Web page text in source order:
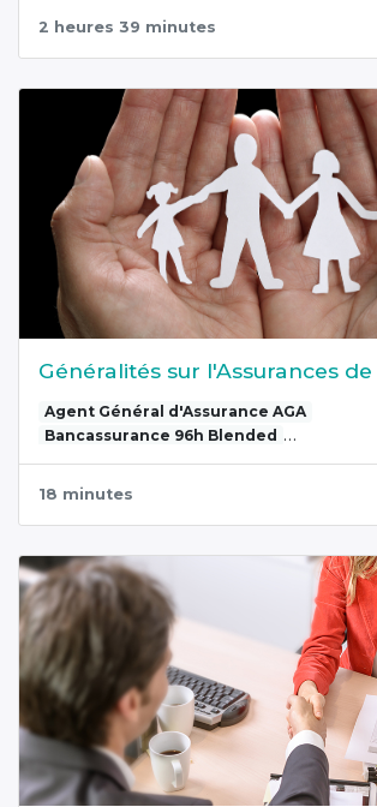
2 heures 39 minutes
Généralités sur l'Assurances
Agent Général d'Assurance AGA
Bancassurance 96h Blended
18 minutes